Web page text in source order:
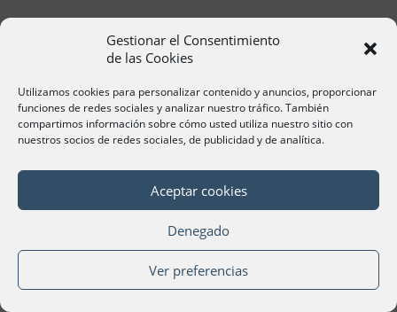
Gestionar el Consentimiento
de las Cookies
Utilizamos cookies para personalizar contenido y anuncios, proporcionar
funciones de redes sociales y analizar nuestro tráfico. También
compartimos información sobre cómo usted utiliza nuestro sitio con
nuestros socios de redes sociales, de publicidad y de analítica.
Aceptar cookies
Denegado
Ver preferencias
acervera@camaravalencia.com
961 366 212
Síguenos
©Cámara Oficial de Comercio, Industria, Servicios y
Navegación de València 2020